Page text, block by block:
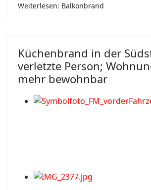
Weiterlesen: Balkonbrand
Küchenbrand in der
verletzte Person;
mehr bewohnbar